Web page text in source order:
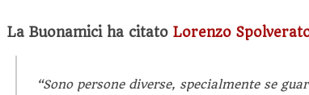
La Buonamici ha citato Lorenzo
“Sono persone diverse, specialmente se